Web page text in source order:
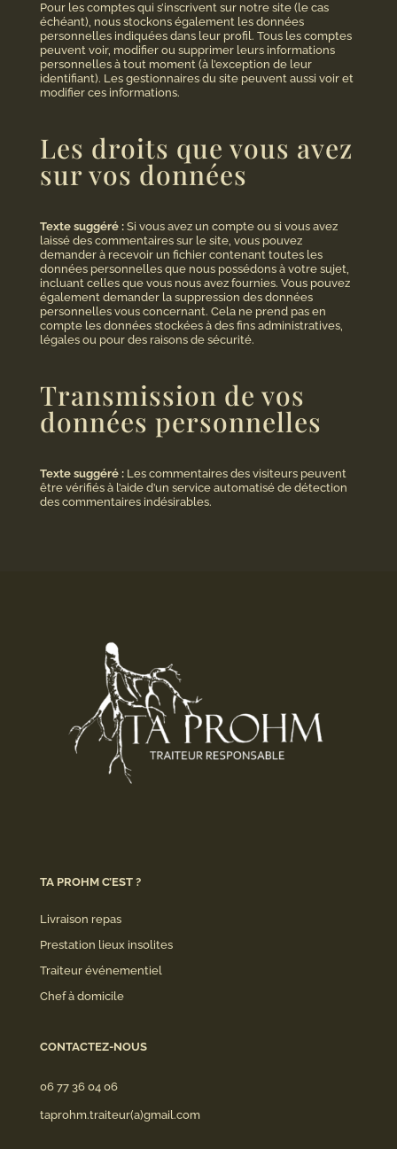
Pour les comptes qui s’inscrivent sur notre site (le cas
échéant), nous stockons également les données
personnelles indiquées dans leur profil. Tous les comptes
peuvent voir, modifier ou supprimer leurs informations
personnelles à tout moment (à l’exception de leur
identifiant). Les gestionnaires du site peuvent aussi voir et
modifier ces informations.
Les droits que vous avez
sur vos données
Texte suggéré : Si vous avez un compte ou si vous avez
laissé des commentaires sur le site, vous pouvez
demander à recevoir un fichier contenant toutes les
données personnelles que nous possédons à votre sujet,
incluant celles que vous nous avez fournies. Vous pouvez
également demander la suppression des données
personnelles vous concernant. Cela ne prend pas en
compte les données stockées à des fins administratives,
légales ou pour des raisons de sécurité.
Transmission de vos
données personnelles
Texte suggéré : Les commentaires des visiteurs peuvent
être vérifiés à l’aide d’un service automatisé de détection
des commentaires indésirables.
TA PROHM C’EST ?
Livraison repas
Prestation lieux insolites
Traiteur événementiel
Chef à domicile
CONTACTEZ-NOUS
06 77 36 04 06
taprohm.traiteur(a)gmail.com